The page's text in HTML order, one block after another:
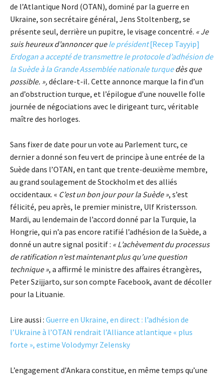
de l’Atlantique Nord (OTAN), dominé par la guerre en
Ukraine, son secrétaire général, Jens Stoltenberg, se
présente seul, derrière un pupitre, le visage concentré. « Je
suis heureux d’annoncer quele président[Recep Tayyip]
Erdogan a accepté de transmettre le protocole d’adhésion de
la Suède à la Grande Assemblée nationale turquedès que
possible. »,déclare-t-il. Cette annonce marque la fin d’un
an d’obstruction turque, et l’épilogue d’une nouvelle folle
journée de négociations avec le dirigeant turc, véritable
maître des horloges.
Sans fixer de date pour un vote au Parlement turc, ce
dernier a donné son feu vert de principe à une entrée de la
Suède dans l’OTAN, en tant que trente-deuxième membre,
au grand soulagement de Stockholm et des alliés
occidentaux. « C’est un bon jour pour la Suède », s’est
félicité, peu après, le premier ministre, Ulf Kristersson.
Mardi, au lendemain de l’accord donné par la Turquie, la
Hongrie, qui n’a pas encore ratifié l’adhésion de la Suède, a
donné un autre signal positif : « L’achèvement du processus
de ratification n’est maintenant plus qu’une question
technique », a affirmé le ministre des affaires étrangères,
Peter Szijjarto, sur son compte Facebook, avant de décoller
pour la Lituanie.
Lire aussi : Guerre en Ukraine, en direct : l’adhésion de
l’Ukraine à l’OTAN rendrait l’Alliance atlantique « plus
forte », estime Volodymyr Zelensky
L’engagement d’Ankara constitue, en même temps qu’une